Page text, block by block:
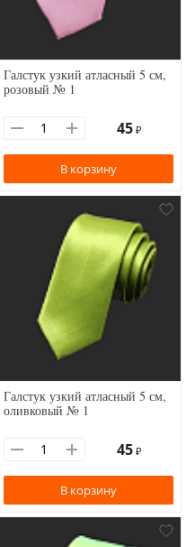
Галстук узкий атласный 5 см,
розовый № 1
45 ₽
В корзину
Галстук узкий атласный 5 см,
оливковый № 1
45 ₽
В корзину